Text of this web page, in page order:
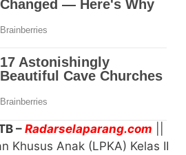
–Radarselaparang.com
Khusus Anak (LPKA) Kelas II